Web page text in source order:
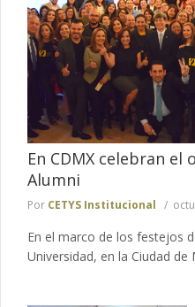
En CDMX celebran el
Alumni
Por CETYS Institucional
En el marco de los festejos
Universidad, en la Ciudad de